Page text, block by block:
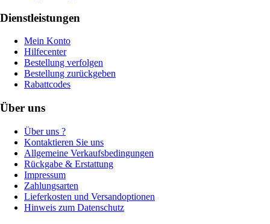
Dienstleistungen
Mein Konto
Hilfecenter
Bestellung verfolgen
Bestellung zurückgeben
Rabattcodes
Über uns
Über uns ?
Kontaktieren Sie uns
Allgemeine Verkaufsbedingungen
Rückgabe & Erstattung
Impressum
Zahlungsarten
Lieferkosten und Versandoptionen
Hinweis zum Datenschutz